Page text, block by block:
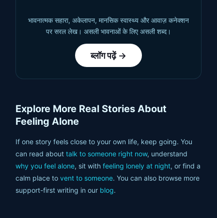
भावनात्मक सहारा, अकेलापन, मानसिक स्वास्थ्य और आवाज़ कनेक्शन
पर सरल लेख। असली भावनाओं के लिए असली शब्द।
ब्लॉग पढ़ें →
Explore More Real Stories About
Feeling Alone
If one story feels close to your own life, keep going. You
can read about talk to someone right now, understand
why you feel alone, sit with feeling lonely at night, or find a
calm place to vent to someone. You can also browse more
support-first writing in our blog.